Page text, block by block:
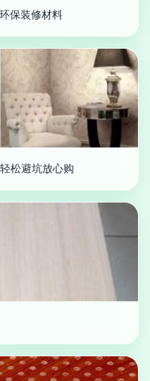
保装修材料
松避坑放心购